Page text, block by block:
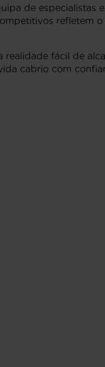
de especialistas
refletem
fácil de
cabrio com